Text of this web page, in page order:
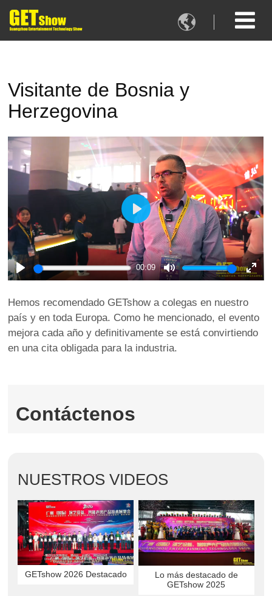

Visitante de Bosnia y
Herzegovina
Play
00:09
Mute
Play
Hemos recomendado GETshow a colegas en nuestro
país y en toda Europa. Como he mencionado, el evento
mejora cada año y definitivamente se está convirtiendo
en una cita obligada para la industria.
Contáctenos
NUESTROS VIDEOS
GETshow 2026 Destacado
Lo más destacado de
GETshow 2025